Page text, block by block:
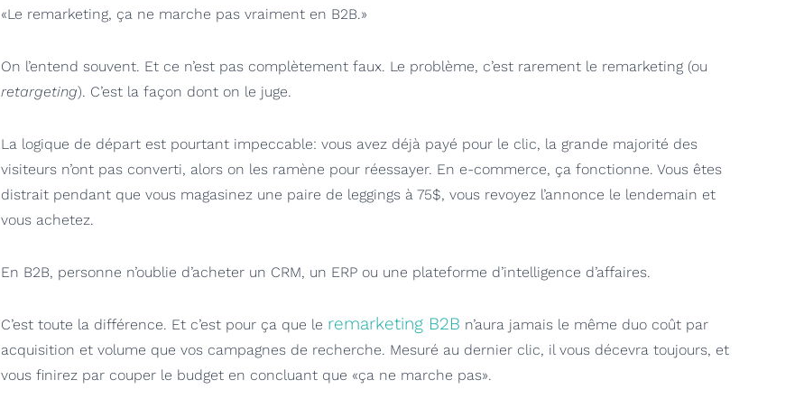
«Le remarketing, ça ne marche pas vraiment en B2B.»
On l’entend souvent. Et ce n’est pas complètement faux. Le problème, c’est rarement le remarketing (ou
retargeting). C’est la façon dont on le juge.
La logique de départ est pourtant impeccable: vous avez déjà payé pour le clic, la grande majorité des
visiteurs n’ont pas converti, alors on les ramène pour réessayer. En e-commerce, ça fonctionne. Vous êtes
distrait pendant que vous magasinez une paire de leggings à 75$, vous revoyez l’annonce le lendemain et
vous achetez.
En B2B, personne n’oublie d’acheter un CRM, un ERP ou une plateforme d’intelligence d’affaires.
C’est toute la différence. Et c’est pour ça que le remarketing B2B n’aura jamais le même duo coût par
acquisition et volume que vos campagnes de recherche. Mesuré au dernier clic, il vous décevra toujours, et
vous finirez par couper le budget en concluant que «ça ne marche pas».